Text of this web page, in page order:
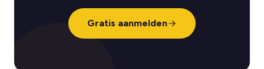
Gratis aanmelden